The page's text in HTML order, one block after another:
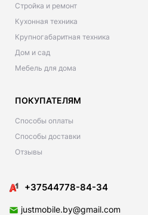
Стройка и ремонт
Кухонная техника
Крупногабаритная техника
Дом и сад
Мебель для дома
ПОКУПАТЕЛЯМ
Способы оплаты
Способы доставки
Отзывы
+37544778-84-34
justmobile.by@gmail.com